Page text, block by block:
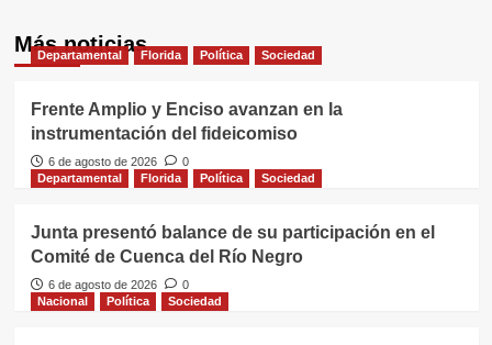
Más noticias
Departamental Florida Política Sociedad
Frente Amplio y Enciso avanzan en la
instrumentación del fideicomiso
6 de agosto de 2026
0
Departamental
Florida Política Sociedad
Junta presentó balance de su participación en el
Comité de Cuenca del Río Negro
6 de agosto de 2026
0
Nacional
Política Sociedad